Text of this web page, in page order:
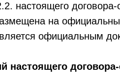
настоящего
на
официальным
настоящего